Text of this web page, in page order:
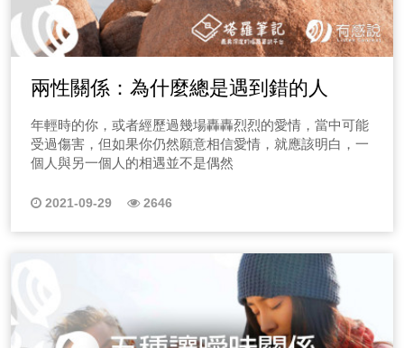
兩性關係：為什麼總是遇到錯的人
年輕時的你，或者經歷過幾場轟轟烈烈的愛情，當中可能
受過傷害，但如果你仍然願意相信愛情，就應該明白，一
個人與另一個人的相遇並不是偶然
2021-09-29 2646